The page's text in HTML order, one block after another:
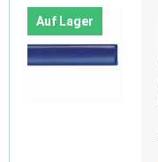
Auf Lager